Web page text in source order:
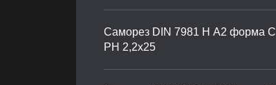
Саморез DIN 7981 H А2 форма С
PH 2,2х25